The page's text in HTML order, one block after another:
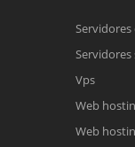
Vps
Web
Web